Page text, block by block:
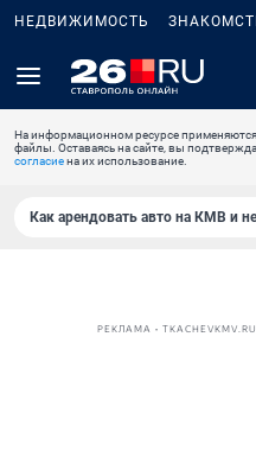
НЕДВИЖИМОСТЬ
На информационном ресурсе
файлы. Оставаясь на сайте, вы
согласиена их использование.
Как арендовать авто на КМВ и
РЕКЛАМА • TKACHEVKMV.RU